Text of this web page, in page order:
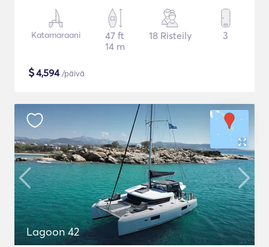
Katamaraani
47 ft
14 m
18 Risteily 3
$4,594/päivä
Lagoon 42